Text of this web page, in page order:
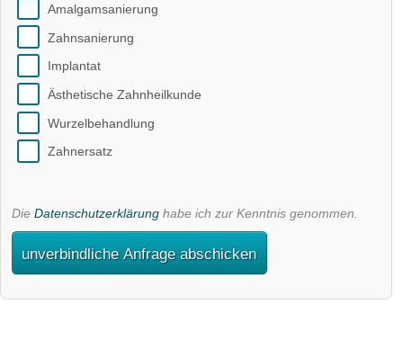
Amalgamsanierung
Zahnsanierung
Implantat
Ästhetische Zahnheilkunde
Wurzelbehandlung
Zahnersatz
Die Datenschutzerklärung habe ich zur Kenntnis genommen.
unverbindliche Anfrage abschicken